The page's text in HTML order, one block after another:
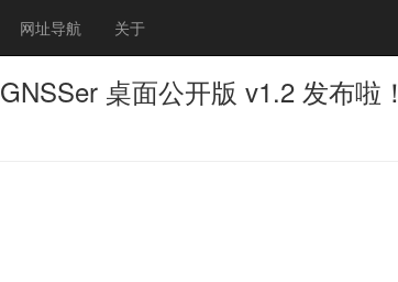
网址导航 关于
GNSSer 桌面公开版 v1.2 发布啦！